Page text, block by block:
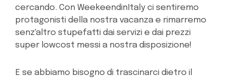
cercando. Con WeekeendinItaly ci sentiremo
protagonisti della nostra vacanza e rimarremo
senz'altro stupefatti dai servizi e dai prezzi
super lowcost messi a nostra disposizione!
E se abbiamo bisogno di trascinarci dietro il